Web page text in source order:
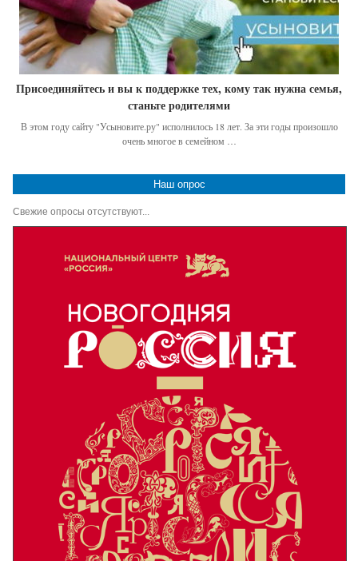
Присоединяйтесь и вы к поддержке тех, кому так нужна семья,
станьте родителями
В этом году сайту "Усыновите.ру" исполнилось 18 лет. За эти годы произошло
очень многое в семейном …
Наш опрос
Свежие опросы отсутствуют...